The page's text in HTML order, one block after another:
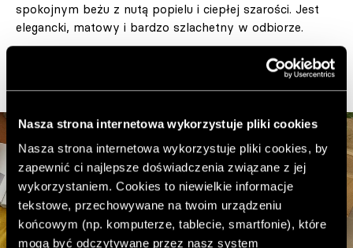
Nasza strona internetowa wykorzystuje pliki cookies
Nasza strona internetowa wykorzystuje pliki cookies, by
zapewnić ci najlepsze doświadczenia związane z jej
wykorzystaniem. Cookies to niewielkie informacje
tekstowe, przechowywane na twoim urządzeniu
końcowym (np. komputerze, tablecie, smartfonie), które
mogą być odczytywane przez nasz system
spokojnym beżu z nutą popielu i ciepłej szarości. Jest
elegancki, matowy i bardzo szlachetny w odbiorze.